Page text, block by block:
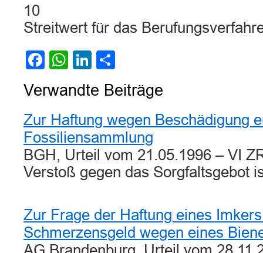
10
Streitwert für das
Facebook
WhatsApp
LinkedIn
Verwandte Beiträge
Zur Haftung wegen Beschädigung
Fossiliensammlung
BGH, Urteil vom 21.05.1996 – VI
Verstoß gegen das Sorgfaltsgebot
Zur Frage der Haftung eines
Schmerzensgeld wegen eines